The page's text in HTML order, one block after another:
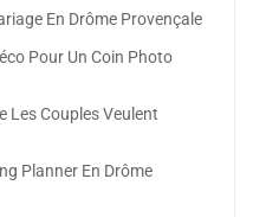
En Drôme Provençale
Pour Un Coin Photo
Les Couples Veulent
Planner En Drôme